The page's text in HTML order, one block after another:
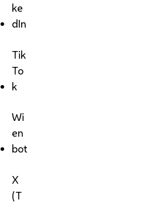
ke
dIn
Tik
To
k
Wi
en
bot
X
(T